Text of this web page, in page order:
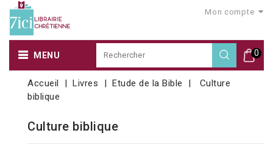
Mon compte
0
MENU
Accueil Livres Etude de la Bible
Culture
biblique
Culture biblique